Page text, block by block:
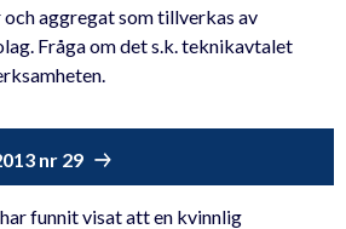
aggregat som tillverkas av
Fråga om det s.k. teknikavtalet
nr 29
funnit visat att en kvinnlig